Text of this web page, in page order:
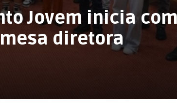
Jovem inicia
diretora